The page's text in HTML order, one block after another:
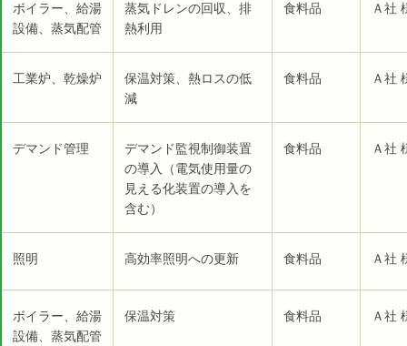
ボイラー、給湯
設備、蒸気配管
蒸気ドレンの回収、排
熱利用
食料品 Ａ社
工業炉、乾燥炉
保温対策、熱ロスの低
減
食料品 Ａ社
デマンド管理
デマンド監視制御装置
の導入（電気使用量の
見える化装置の導入を
含む）
食料品 Ａ社
照明 高効率照明への更新 食料品 Ａ社
ボイラー、給湯
設備、蒸気配管
保温対策 食料品 Ａ社